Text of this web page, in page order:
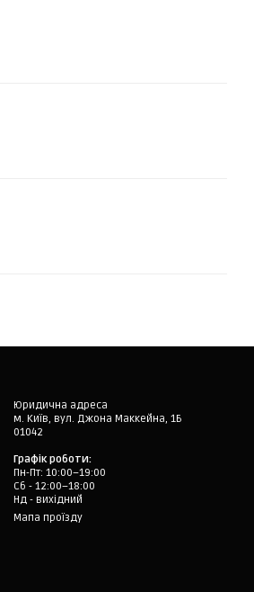
Юридична адреса
м. Київ, вул. Джона Маккейна, 1Б
01042
Графік роботи:
Пн-Пт: 10:00–19:00
Сб - 12:00–18:00
Нд - вихідний
Мапа проїзду